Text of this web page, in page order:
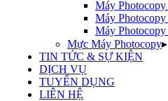
Máy Photocopy
Máy Photocopy
Máy Photocopy
Mực Máy Photocopy▸
TIN TỨC & SỰ KIỆN
DỊCH VỤ
TUYỂN DỤNG
LIÊN HỆ